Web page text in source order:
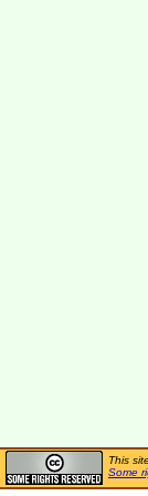
This
Some